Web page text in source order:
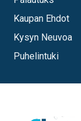
Kaupan Ehdot
Kysyn Neuvoa
Puhelintuki